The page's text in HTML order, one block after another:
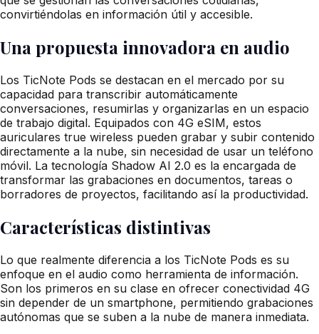
convirtiéndolas en información útil y accesible.
Una propuesta innovadora en audio
Los TicNote Pods se destacan en el mercado por su
capacidad para transcribir automáticamente
conversaciones, resumirlas y organizarlas en un espacio
de trabajo digital. Equipados con 4G eSIM, estos
auriculares true wireless pueden grabar y subir contenido
directamente a la nube, sin necesidad de usar un teléfono
móvil. La tecnología Shadow AI 2.0 es la encargada de
transformar las grabaciones en documentos, tareas o
borradores de proyectos, facilitando así la productividad.
Características distintivas
Lo que realmente diferencia a los TicNote Pods es su
enfoque en el audio como herramienta de información.
Son los primeros en su clase en ofrecer conectividad 4G
sin depender de un smartphone, permitiendo grabaciones
autónomas que se suben a la nube de manera inmediata.